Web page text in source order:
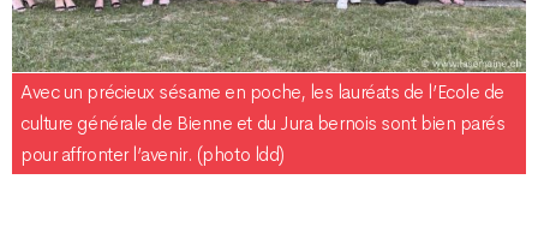
Avec un précieux sésame en poche, les lauréats de l’Ecole de
culture générale de Bienne et du Jura bernois sont bien parés
pour affronter l’avenir. (photo ldd)